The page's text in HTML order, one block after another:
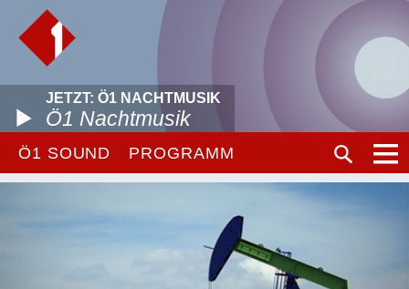
JETZT: Ö1 NACHTMUSIK
Ö1 Nachtmusik
Ö1 SOUND PROGRAMM